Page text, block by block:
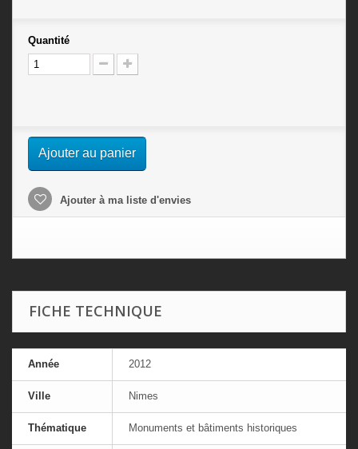
Quantité
Ajouter au panier
Ajouter à ma liste d'envies
FICHE TECHNIQUE
Année 2012
Ville Nimes
Thématique Monuments et bâtiments historiques